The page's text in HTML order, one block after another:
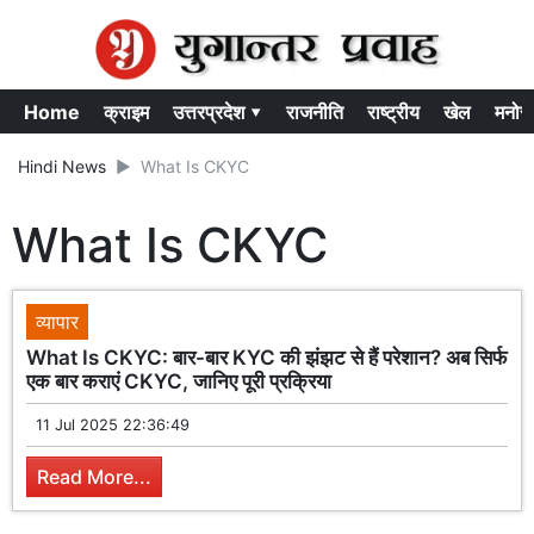
Home क्राइम उत्तरप्रदेश ▾ राजनीति राष्ट्रीय खेल
Hindi News What Is CKYC
What Is CKYC
व्यापार
What Is CKYC: बार-बार KYC की झंझट से हैं परेशान? अब सिर्फ
एक बार कराएं CKYC, जानिए पूरी प्रक्रिया
11 Jul 2025 22:36:49
Read More...